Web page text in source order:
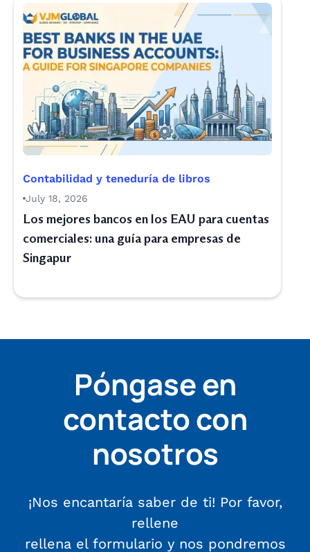
Contabilidad y teneduría de libros
July 18, 2026
Los mejores bancos en los EAU para cuentas
comerciales: una guía para empresas de
Singapur
Póngase en
contacto con
nosotros
¡Nos encantaría saber de ti! Por favor,
rellene
rellena el formulario y nos pondremos